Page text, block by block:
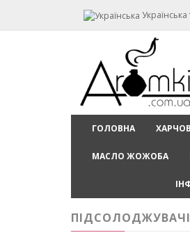
Українська
ГОЛОВНА
МАСЛО ЖОЖОБА